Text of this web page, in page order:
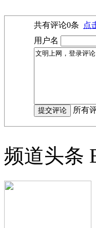
共有评论0条
点
用户名
所有
频道头条